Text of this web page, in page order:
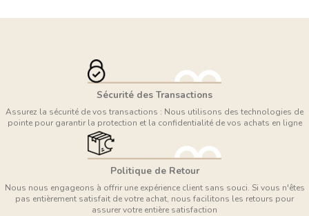
Sécurité des Transactions
Assurez la sécurité de vos transactions : Nous utilisons des technologies de
pointe pour garantir la protection et la confidentialité de vos achats en ligne
Politique de Retour
Nous nous engageons à offrir une expérience client sans souci. Si vous n'êtes
pas entièrement satisfait de votre achat, nous facilitons les retours pour
assurer votre entière satisfaction